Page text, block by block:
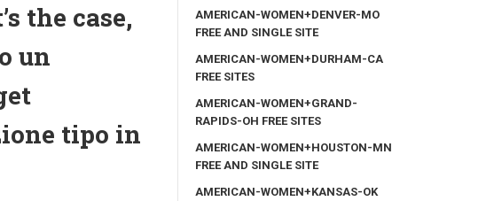
the case,
un
tipo in
AMERICAN-WOMEN+DENVER-MO
FREE AND SINGLE SITE
AMERICAN-WOMEN+DURHAM-CA
FREE SITES
AMERICAN-WOMEN+GRAND-
RAPIDS-OH FREE SITES
AMERICAN-WOMEN+HOUSTON-MN
FREE AND SINGLE SITE
AMERICAN-WOMEN+KANSAS-OK